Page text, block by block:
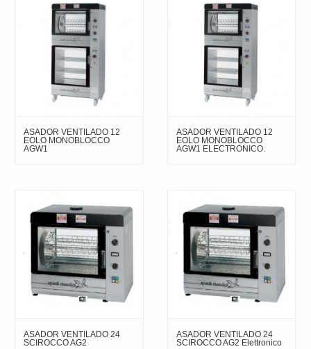
ASADOR VENTILADO 12
EOLO MONOBLOCCO
AGW1
ASADOR VENTILADO 12
EOLO MONOBLOCCO
AGW1 ELECTRONICO.
ASADOR VENTILADO 24
SCIROCCO AG2
ASADOR VENTILADO 24
SCIROCCO AG2 Elettronico